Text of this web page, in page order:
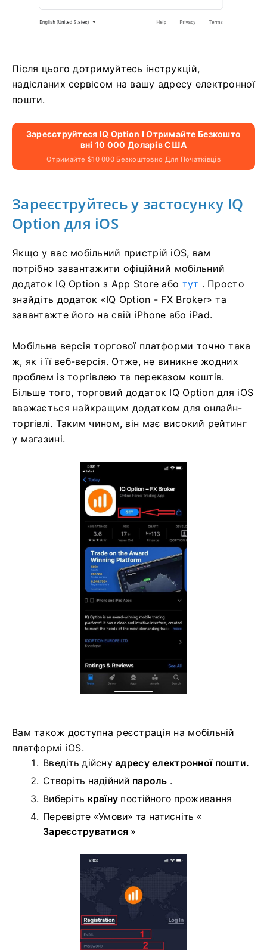
Після цього дотримуйтесь інструкцій,
надісланих сервісом на вашу адресу електронної
пошти.
Зареєструйтеся IQ Option І Отримайте Безкошто
Вні 10 000 Доларів США
Отримайте $10 000 Безкоштовно Для Початківців
Зареєструйтесь у застосунку IQ
Option для iOS
Якщо у вас мобільний пристрій iOS, вам
потрібно завантажити офіційний мобільний
додаток IQ Option з App Store або тут . Просто
знайдіть додаток «IQ Option - FX Broker» та
завантажте його на свій iPhone або iPad.
Мобільна версія торгової платформи точно така
ж, як і її веб-версія. Отже, не виникне жодних
проблем із торгівлею та переказом коштів.
Більше того, торговий додаток IQ Option для iOS
вважається найкращим додатком для онлайн-
торгівлі. Таким чином, він має високий рейтинг
у магазині.
Вам також доступна реєстрація на мобільній
платформі iOS.
Введіть дійснуадресу електронної пошти.
Створіть надійний пароль .
Виберіть країну постійного проживання
Перевірте «Умови» та натисніть «
Зареєструватися »